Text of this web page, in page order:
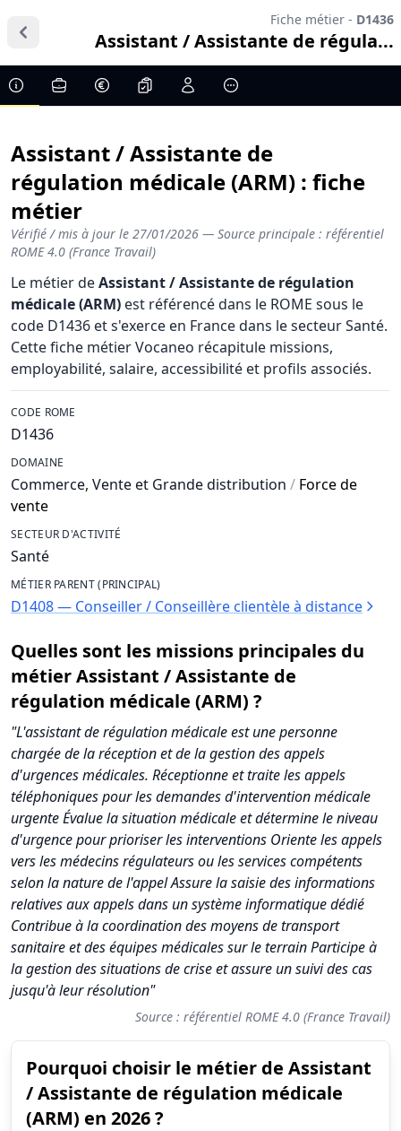
Fiche métier - D1436
Assistant / Assistante de régula...
Assistant / Assistante de
régulation médicale (ARM) : fiche
métier
Vérifié / mis à jour le 27/01/2026 — Source principale : référentiel
ROME 4.0 (France Travail)
Le métier deAssistant / Assistante de régulation
médicale (ARM) est référencé dans le ROME sous le
code D1436 et s'exerce en France dans le secteur Santé.
Cette fiche métier Vocaneo récapitule missions,
employabilité, salaire, accessibilité et profils associés.
CODE ROME
D1436
DOMAINE
Commerce, Vente et Grande distribution / Force de
vente
SECTEUR D'ACTIVITÉ
Santé
MÉTIER PARENT (PRINCIPAL)
D1408 — Conseiller / Conseillère clientèle à distance
Quelles sont les missions principales du
métier Assistant / Assistante de
régulation médicale (ARM) ?
"L'assistant de régulation médicale est une personne
chargée de la réception et de la gestion des appels
d'urgences médicales. Réceptionne et traite les appels
téléphoniques pour les demandes d'intervention médicale
urgente Évalue la situation médicale et détermine le niveau
d'urgence pour prioriser les interventions Oriente les appels
vers les médecins régulateurs ou les services compétents
selon la nature de l'appel Assure la saisie des informations
relatives aux appels dans un système informatique dédié
Contribue à la coordination des moyens de transport
sanitaire et des équipes médicales sur le terrain Participe à
la gestion des situations de crise et assure un suivi des cas
jusqu'à leur résolution"
Source : référentiel ROME 4.0 (France Travail)
Pourquoi choisir le métier de Assistant
/ Assistante de régulation médicale
(ARM) en 2026 ?
Synthèse des scores du métier Assistant / Assistante de
Indicateur
Score (sur